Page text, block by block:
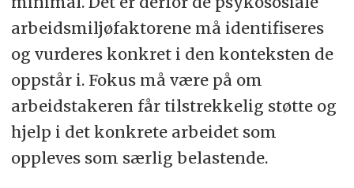
arbeidsmiljøfaktorene må identifiseres
og vurderes konkret i den konteksten de
oppstår i. Fokus må være på om
arbeidstakeren får tilstrekkelig støtte og
hjelp i det konkrete arbeidet som
oppleves som særlig belastende.